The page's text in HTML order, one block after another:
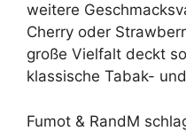
weitere
Cherry oder
große Vielfalt deckt
klassische Tabak-
Fumot & RandM